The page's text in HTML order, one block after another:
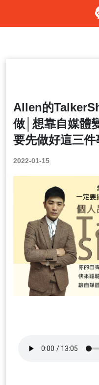
Allen的
做│想靠自媒體
要先做好這三件
2022-01-15